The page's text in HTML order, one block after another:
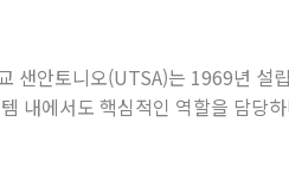
샌안토니오(UTSA)는 1969년 설
내에서도 핵심적인 역할을 담당